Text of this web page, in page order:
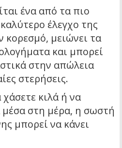
ένα από τα πιο
έλεγχο της
κορεσμό, μειώνει τα
και μπορεί
στην απώλεια
στερήσεις.
κιλά ή να
μέσα στη μέρα, η σωστή
μπορεί να κάνει